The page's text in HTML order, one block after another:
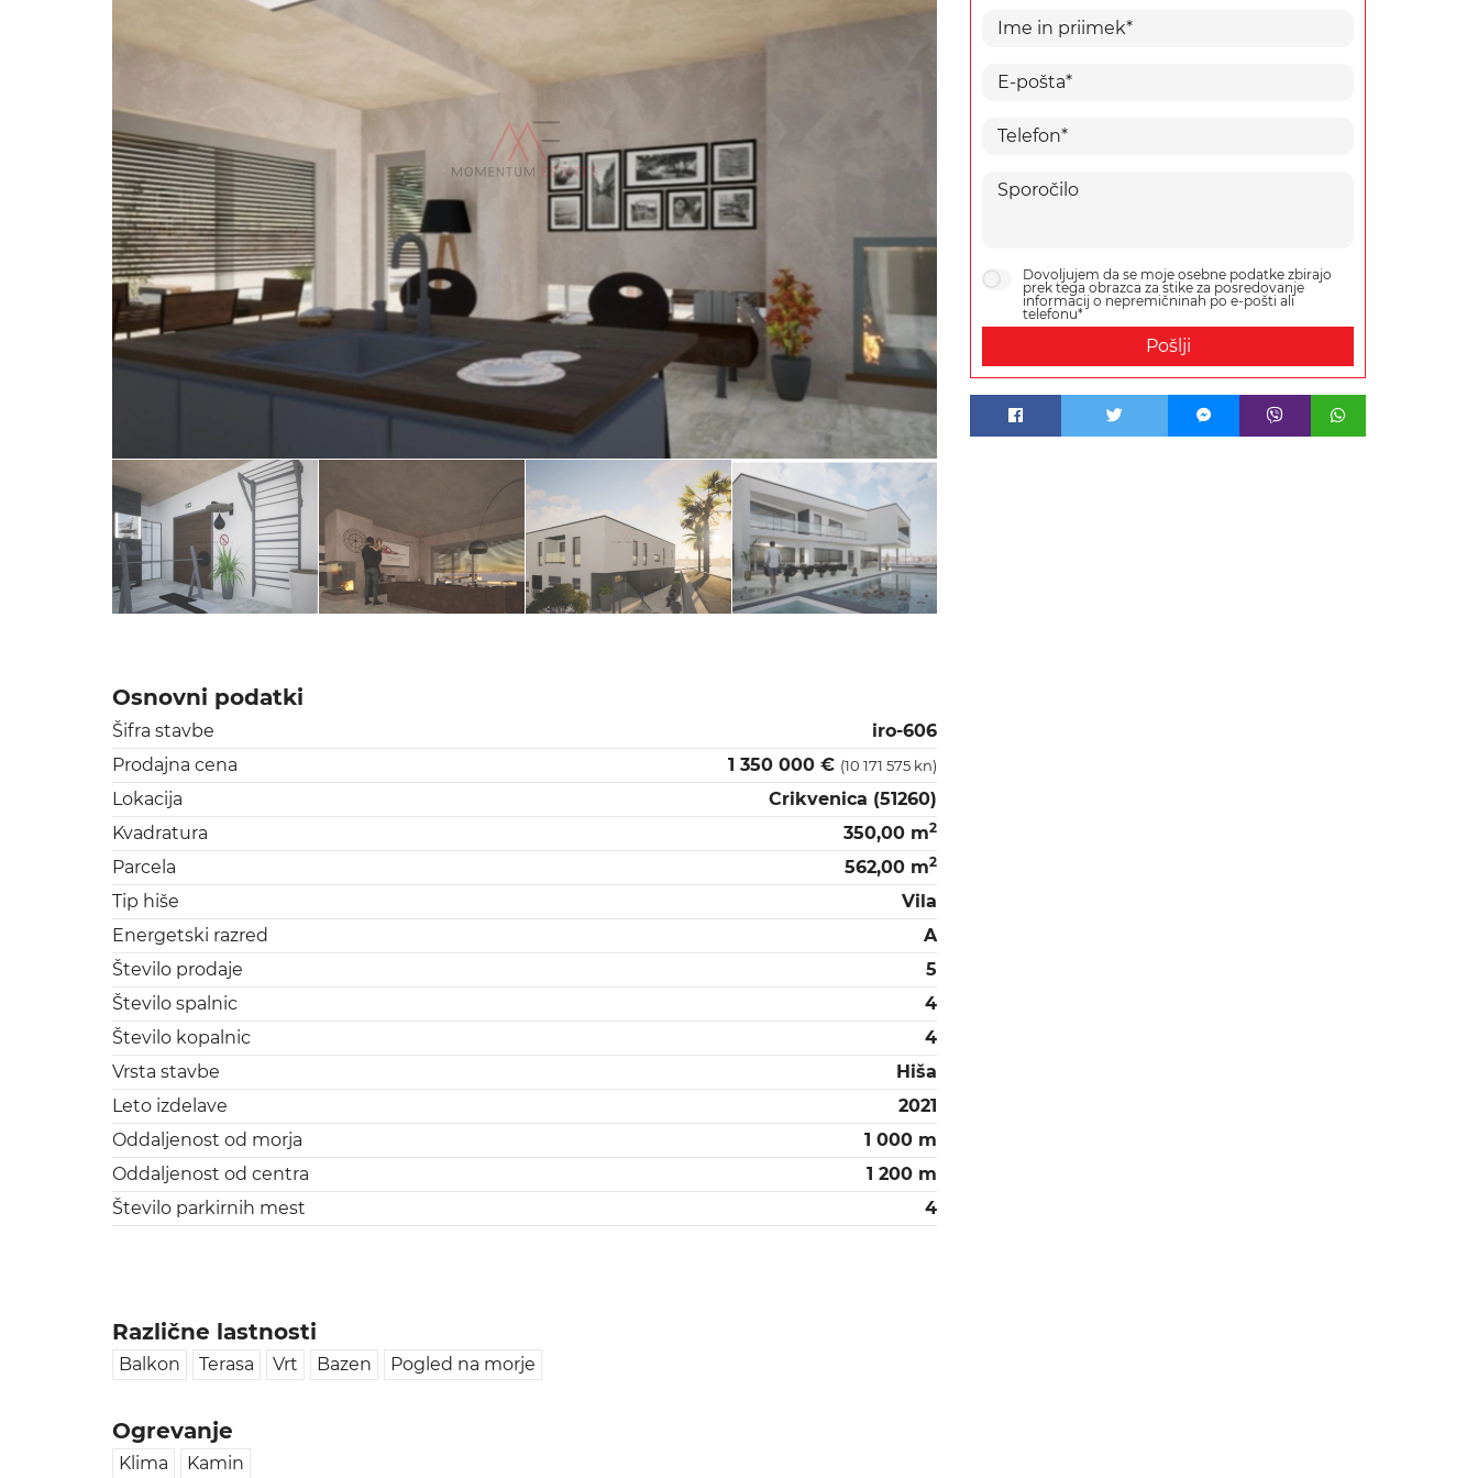
Osnovni podatki
Šifra stavbe
iro-606
Prodajna cena
1 350 000 € (10 171 575 kn)
Lokacija
Crikvenica (51260)
Kvadratura
350,00 m2
Parcela 562,00 m2
Tip hiše
Vila
Energetski razred
A
Število prodaje
5
Število spalnic
4
Število kopalnic
4
Vrsta stavbe
Hiša
Leto izdelave
2021
Oddaljenost od morja
1 000 m
Oddaljenost od centra
1 200 m
Število parkirnih mest
4
Različne lastnosti
Balkon Terasa Vrt Bazen Pogled na morje
Ogrevanje
Klima Kamin
Dovoljujem da se moje osebne podatke zbirajo
prek tega obrazca za stike za posredovanje
informacij o nepremičninah po e-pošti ali
telefonu*
Pošlji